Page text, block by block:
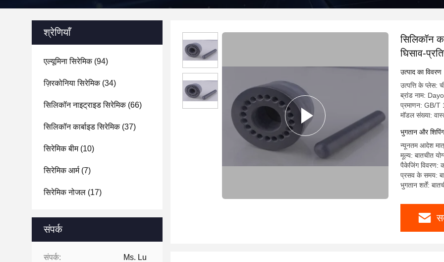
श्रेणियाँ
एल्यूमिना सिरेमिक(94)
ज़िरकोनिया सिरेमिक(34)
सिलिकॉन नाइट्राइड सिरेमिक(66)
सिलिकॉन कार्बाइड सिरेमिक(37)
सिरेमिक बीम(10)
सिरेमिक आर्म(7)
सिरेमिक नोजल (17)
संपर्क
संपर्क: Ms. Lu
सिलिकॉन
घिसाव-
उत्पाद का विवरण
उत्पत्ति के प्लेस:
ब्रांड नाम:
प्रमाणन: GB/
मॉडल संख्या:
भुगतान और
न्यूनतम आदेश
मूल्य: बातचीत
पैकेजिंग विवरण:
प्रसव के समय:
भुगतान शर्तें: